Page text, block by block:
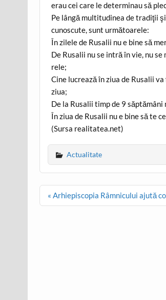
erau cei care le determinau să
Pe lângă multitudinea de tradiţii
cunoscute, sunt următoarele:
În zilele de Rusalii nu e bine să
De Rusalii nu se intră în vie, nu
rele;
Cine lucrează în ziua de Rusalii
ziua;
De la Rusalii timp de 9
În ziua de Rusalii nu e bine să te
(Sursa realitatea.net)
Actualitate
Post
navigation
« Arhiepiscopia Râmnicului ajută